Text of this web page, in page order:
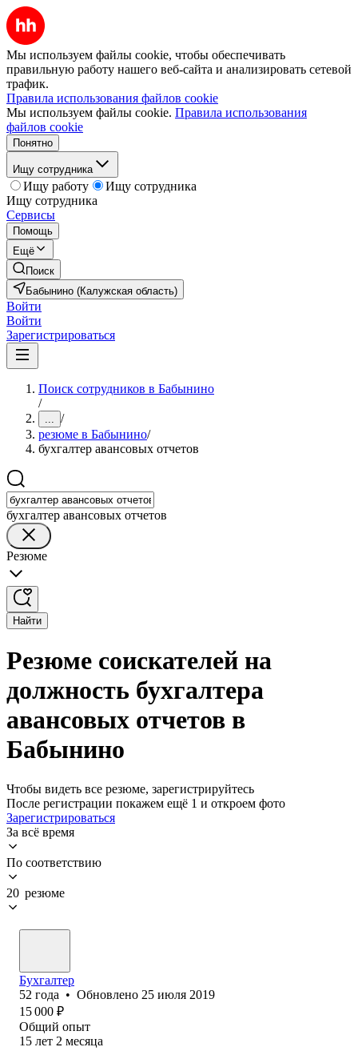
Мы используем файлы cookie, чтобы обеспечивать
правильную работу нашего веб-сайта и анализировать сетевой
трафик.
Правила использования файлов cookie
Мы используем файлы cookie. Правила использования
файлов cookie
Понятно
Ищу сотрудника
Ищу работу
Ищу сотрудника
Ищу сотрудника
Сервисы
Помощь
Ещё
Поиск
Бабынино (Калужская область)
Войти
Войти
Зарегистрироваться
Поиск сотрудников в Бабынино
/
... /
резюме в Бабынино/
бухгалтер авансовых отчетов
бухгалтер авансовых отчетов
Резюме
Найти
Резюме соискателей на
должность бухгалтера
авансовых отчетов в
Бабынино
Чтобы видеть все резюме, зарегистрируйтесь
После регистрации покажем ещё 1 и откроем фото
Зарегистрироваться
За всё время
По соответствию
20 резюме
Бухгалтер
52 года • Обновлено 25 июля 2019
15 000 ₽
Общий опыт
15 лет 2 месяца